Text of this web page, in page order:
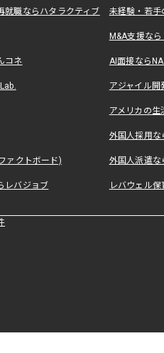
就職ならハタラクティブ 未経験・若手
M&A支援な
コネ AI面接なら
アジャイル
アメリカの
外国人採用
ァクトボード) 外国人派遣な
レバジョブ レバウェル